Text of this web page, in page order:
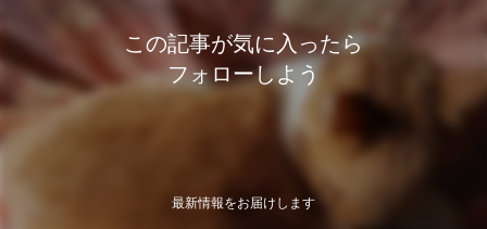
この記事が気に入ったら
フォローしよう
最新情報をお届けします